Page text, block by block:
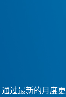
过最新的月度更